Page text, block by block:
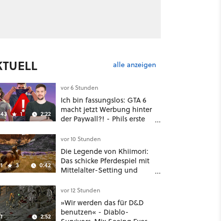
alle anzeigen
1 2:22
vor 6 Stunden
Ich bin fassungslos: GTA 6
macht jetzt Werbung hinter
der Paywall?! - Phils erste
Deal
3 0:42
vor 10 Stunden
Die Legende von Khiimori:
Das schicke Pferdespiel mit
Mittelalter-Setting und
noch größer und
gefährlicher
2:52
vor 12 Stunden
»Wir werden das für D&D
benutzen« - Diablo-